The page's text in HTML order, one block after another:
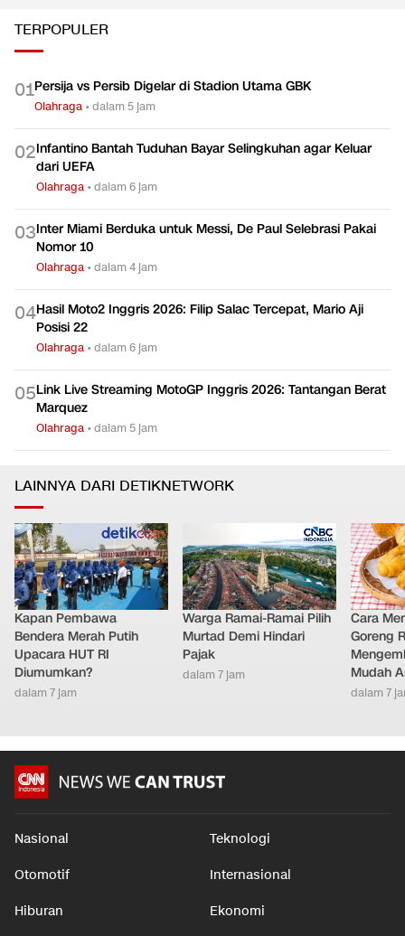
TERPOPULER
01Persija vs Persib Digelar di Stadion Utama GBK
Olahraga •dalam 5 jam
02Infantino Bantah Tuduhan Bayar Selingkuhan agar Keluar
dari UEFA
Olahraga •dalam 6 jam
03Inter Miami Berduka untuk Messi, De Paul Selebrasi Pakai
Nomor 10
Olahraga •dalam 4 jam
04Hasil Moto2 Inggris 2026: Filip Salac Tercepat, Mario Aji
Posisi 22
Olahraga •dalam 6 jam
05Link Live Streaming MotoGP Inggris 2026: Tantangan Berat
Marquez
Olahraga •dalam 5 jam
LAINNYA DARI DETIKNETWORK
Kapan Pembawa
Bendera Merah Putih
Upacara HUT RI
Diumumkan?
dalam 7 jam
Warga Ramai-Ramai Pilih
Murtad Demi Hindari
Pajak
dalam 7 jam
Cara
Goreng
Mudah
dalam 7
Nasional Teknologi
Otomotif Internasional
Hiburan Ekonomi